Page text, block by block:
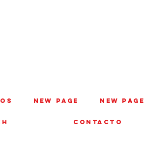
New Page New Page
CONTACTO